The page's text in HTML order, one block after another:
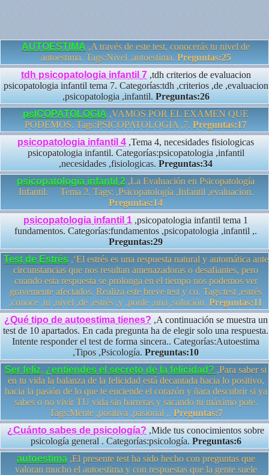
AUTOESTIMA ,A través de este test, conocerás tu nivel de
autoestima. Tags:Nivel ,autoestima. Preguntas:25
tdh psicopatologia infantil 7,tdh criterios de evaluacion
psicopatologia infantil tema 7. Categorías:tdh ,criterios ,de ,evaluacion
,psicopatologia ,infantil. Preguntas:26
psICOPATOLOGIA ,VAMOS POR EL EXAMEN QUE
PODEMOS. Tags:PSICOPATOLOGIA ,7. Preguntas:17
psicopatologia infantil 4 ,Tema 4, necesidades fisiologicas
psicopatologia infantil. Categorías:psicopatologia ,infantil
,necesidades ,fisiologicas. Preguntas:34
psicopatologia infantil 2 ,La Evaluación en Psicopatología
Infantil. Tema 2. Tags: ,Psicopatología ,Infantil ,evaluacion.
Preguntas:14
psicopatologia infantil 1 ,psicopatologia infantil tema 1
fundamentos. Categorías:fundamentos ,psicopatologia ,infantil ,.
Preguntas:29
Test de Estrés,‘El estrés es una respuesta natural y automática ante
circunstancias que nos resultan amenazadoras o desafiantes, pero
cuando esta respuesta se prolonga en el tiempo nos podemos ver
gravemente afectados. Realiza este breve test y co. Tags:test ,estrés
,conoce ,tu ,nivel ,de ,estrés ,y ,ponle ,una ,solución. Preguntas:11
¿Qué tipo de autoestima tienes? ,A continuación se muestra un
test de 10 apartados. En cada pregunta ha de elegir solo una respuesta.
Intente responder el test de forma sincera.. Categorías:Autoestima
,Tipos ,Psicología. Preguntas:10
Ser feliz, ¿entiendes el secreto de la felicidad? ,Para saber si
en tu vida la balanza de la felicidad está decantada hacia lo positivo,
hacia la pasión de lo que te enciende el corazón y ñara descubrir si ya
sabes o no vivir TU vida sin barreras y sacando tu máximo pote.
Tags:Mente ,positiva ,pasional ,. Preguntas:7
¿Cuánto sabes de psicología? ,Mide tus conocimientos sobre
psicología general . Categorías:psicología.Preguntas:6
autoestima,El presente test ha sido hecho con preguntas que
valoran mucho el autoestima y con respuestas que la gente suele